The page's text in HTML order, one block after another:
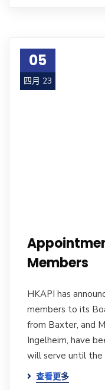
05
四月 23
Members
HKAPI has
members to its
from Baxter, and
Ingelheim, have
will serve until the
查看更多